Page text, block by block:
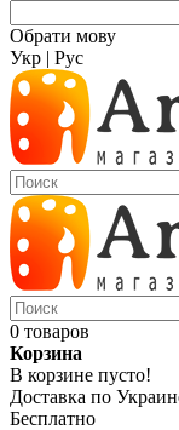
Обрати мову
Укр | Рус
0 товаров
Корзина
В корзине пусто!
Доставка по
Бесплатно